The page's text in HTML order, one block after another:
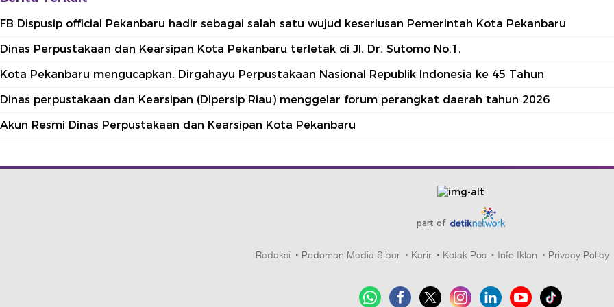
FB Dispusip official Pekanbaru hadir sebagai salah satu wujud keseriusan Pemerintah Kota Pekanbaru
Dinas Perpustakaan dan Kearsipan Kota Pekanbaru terletak di Jl. Dr. Sutomo No.1,
Kota Pekanbaru mengucapkan. Dirgahayu Perpustakaan Nasional Republik Indonesia ke 45 Tahun
Dinas perpustakaan dan Kearsipan (Dipersip Riau) menggelar forum perangkat daerah tahun 2026
Akun Resmi Dinas Perpustakaan dan Kearsipan Kota Pekanbaru
part of
Redaksi Pedoman Media Siber Karir Kotak Pos Info Iklan Privacy Policy